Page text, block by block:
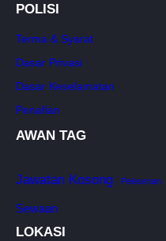
POLISI
Terma & Syarat
Dasar Privasi
Dasar Keselamatan
Penafian
AWAN TAG
Jawatan Kosong Pelesenan
Sewaan
LOKASI